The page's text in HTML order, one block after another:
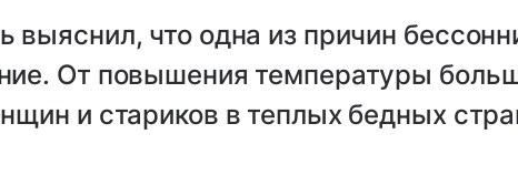
выяснил, что одна из причин
От повышения температуры
и стариков в теплых бедных